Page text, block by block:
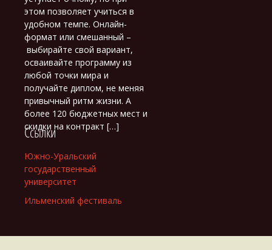
этом позволяет учиться в
удобном темпе. Онлайн-
формат или смешанный –
выбирайте свой вариант,
осваивайте программу из
любой точки мира и
получайте диплом, не меняя
привычный ритм жизни. А
более 120 бюджетных мест и
скидки на контракт […]
Ссылки
Южно-Уральский
государственный
университет
Ильменский фестиваль